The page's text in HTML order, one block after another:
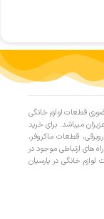
قطعات لوازم خانگی
میباشد. برای خرید
قطعات ماکروفر،
های ارتباطی موجود در
خانگی در پارسیان